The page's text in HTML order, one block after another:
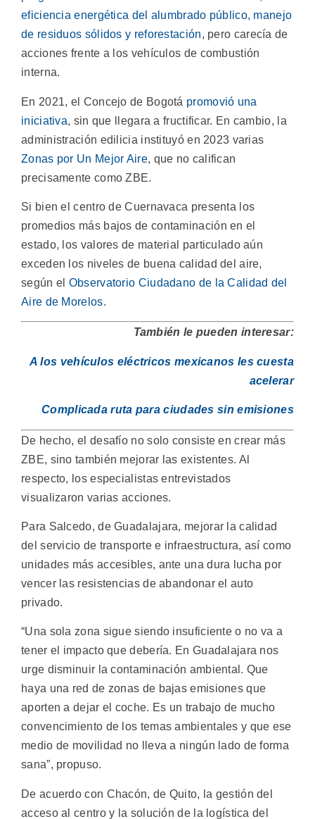
eficiencia energética del alumbrado público, manejo
de residuos sólidos y reforestación, pero carecía de
acciones frente a los vehículos de combustión
interna.
En 2021, el Concejo de Bogotá promovió una
iniciativa, sin que llegara a fructificar. En cambio, la
administración edilicia instituyó en 2023 varias
Zonas por Un Mejor Aire, que no califican
precisamente como ZBE.
Si bien el centro de Cuernavaca presenta los
promedios más bajos de contaminación en el
estado, los valores de material particulado aún
exceden los niveles de buena calidad del aire,
según el Observatorio Ciudadano de la Calidad del
Aire de Morelos.
También le pueden interesar:
A los vehículos eléctricos mexicanos les cuesta
acelerar
Complicada ruta para ciudades sin emisiones
De hecho, el desafío no solo consiste en crear más
ZBE, sino también mejorar las existentes. Al
respecto, los especialistas entrevistados
visualizaron varias acciones.
Para Salcedo, de Guadalajara, mejorar la calidad
del servicio de transporte e infraestructura, así como
unidades más accesibles, ante una dura lucha por
vencer las resistencias de abandonar el auto
privado.
“Una sola zona sigue siendo insuficiente o no va a
tener el impacto que debería. En Guadalajara nos
urge disminuir la contaminación ambiental. Que
haya una red de zonas de bajas emisiones que
aporten a dejar el coche. Es un trabajo de mucho
convencimiento de los temas ambientales y que ese
medio de movilidad no lleva a ningún lado de forma
sana”, propuso.
De acuerdo con Chacón, de Quito, la gestión del
acceso al centro y la solución de la logística del